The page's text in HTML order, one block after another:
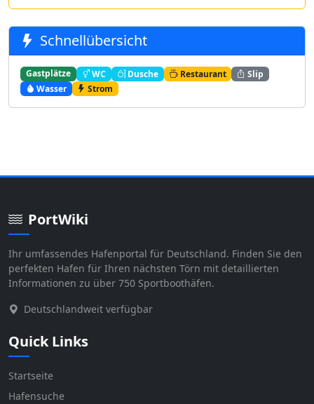
Schnellübersicht
Gastplätze WC Dusche Restaurant
Slip
Wasser
Strom
PortWiki
Ihr umfassendes Hafenportal für Deutschland. Finden Sie den
perfekten Hafen für Ihren nächsten Törn mit detaillierten
Informationen zu über 750 Sportboothäfen.
Deutschlandweit verfügbar
Quick Links
Startseite
Hafensuche